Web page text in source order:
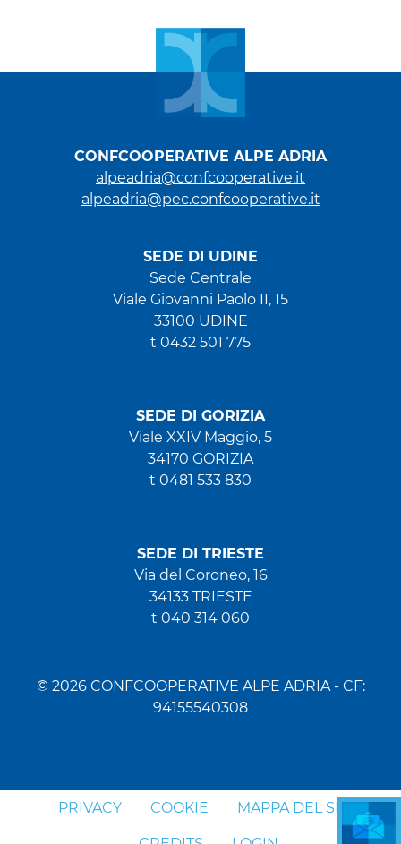
CONFCOOPERATIVE ALPE ADRIA
alpeadria@confcooperative.it
alpeadria@pec.confcooperative.it
SEDE DI UDINE
Sede Centrale
Viale Giovanni Paolo II, 15
33100 UDINE
t 0432 501 775
SEDE DI GORIZIA
Viale XXIV Maggio, 5
34170 GORIZIA
t 0481 533 830
SEDE DI TRIESTE
Via del Coroneo, 16
34133 TRIESTE
t 040 314 060
© 2026 CONFCOOPERATIVE ALPE ADRIA - CF:
94155540308
PRIVACY COOKIE MAPPA DEL SITO